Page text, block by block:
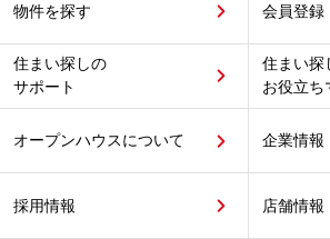
物件を探す 会員登録
住まい探しの
サポート
住まい探
お役立ち
オープンハウスについて 企業情報
採用情報 店舗情報